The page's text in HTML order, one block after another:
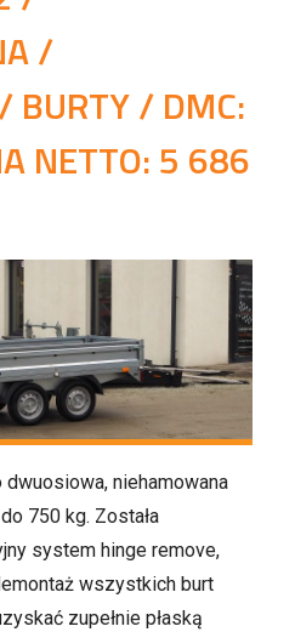
/
BURTY / DMC:
NETTO: 5 686
niehamowana
750 kg. Została
system hinge remove,
wszystkich burt
zupełnie płaską